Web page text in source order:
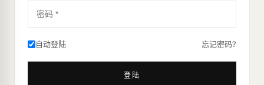
密码 *
自动登陆 忘记密码?
登陆